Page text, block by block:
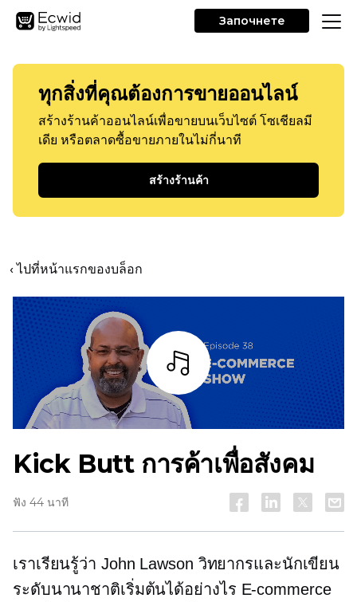
Започнете
ทุกสิ่งที่คุณต้องการขายออนไลน์
สร้างร้านค้าออนไลน์เพื่อขายบนเว็บไซต์ โซเชียลมี
เดีย หรือตลาดซื้อขายภายในไม่กี่นาที
สร้างร้านค้า
‹ ไปที่หน้าแรกของบล็อก
ฟัง
Kick Butt การค้าเพื่อสังคม
ฟัง 44 นาที
เราเรียนรู้ว่า John Lawson วิทยากรและนักเขียน
ระดับนานาชาติเริ่มต้นได้อย่างไร E-commerce